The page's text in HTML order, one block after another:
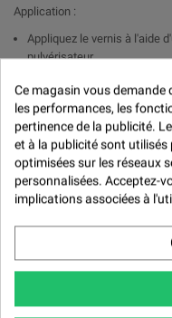
Application :
Appliquez le vernis à l'aide
pulvérisateur.
Laissez sécher 2-4 heures
Finition :
Poncez légèrement entre
Appliquez au moins 2 à 3
Combien de couches sont
Il est recommandé
protection maximale et une
Ce magasin vous demande
les performances, les
pertinence de la publicité.
et à la publicité sont
optimisées sur les réseaux
personnalisées. Acceptez-
implications associées à